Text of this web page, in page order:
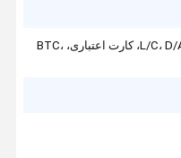
L/C، D/A، D/P، T/T، Paypal، کارت اعتباری، BTC،